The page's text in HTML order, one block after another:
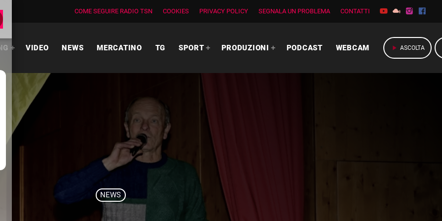
COME SEGUIRE RADIO TSN COOKIES PRIVACY POLICY SEGNALA UN PROBLEMA CONTATTI
VIDEO NEWS MERCATINO TG SPORT PRODUZIONI PODCAST WEBCAM play_arrow ASCOLTA
NEWS